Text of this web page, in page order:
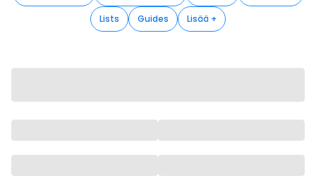
Lists Guides Lisää +